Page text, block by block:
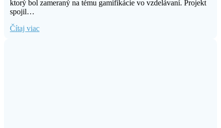
ktorý bol zameraný na tému gamifikácie vo vzdelávaní. Projekt
spojil…
Čítaj viac